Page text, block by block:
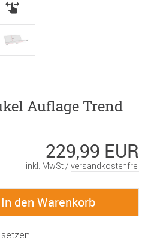
Auflage Trend
229,99 EUR
inkl. MwSt / versandkostenfrei